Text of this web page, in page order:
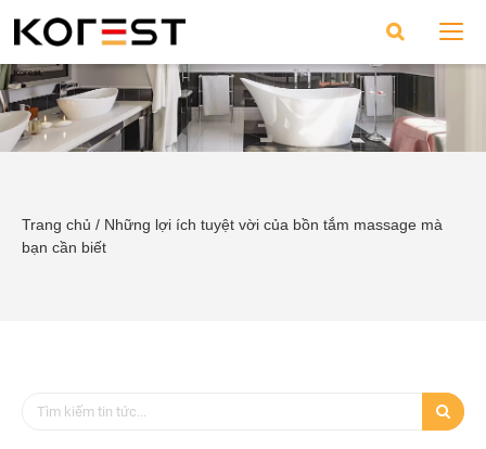
Trang chủ / Những lợi ích tuyệt vời của bồn tắm massage mà
bạn cần biết